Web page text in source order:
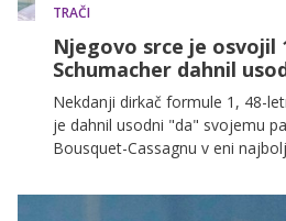
TRAČI
Njegovo srce je osvojil
Schumacher dahnil
Nekdanji dirkač formule 1, 48-
je dahnil usodni "da" svojemu
Bousquet-Cassagnu v eni